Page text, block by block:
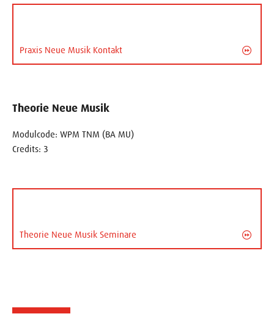
Praxis Neue Musik Kontakt
Theorie Neue Musik
Modulcode: WPM TNM (BA MU)
Credits: 3
Theorie Neue Musik Seminare